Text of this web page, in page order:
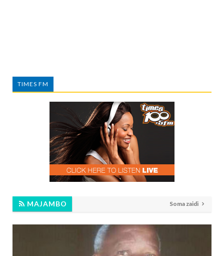
TIMES FM
MAJAMBO Soma zaidi